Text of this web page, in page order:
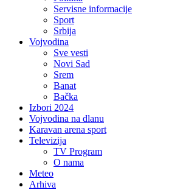
Servisne informacije
Sport
Srbija
Vojvodina
Sve vesti
Novi Sad
Srem
Banat
Bačka
Izbori 2024
Vojvodina na dlanu
Karavan arena sport
Televizija
TV Program
O nama
Meteo
Arhiva